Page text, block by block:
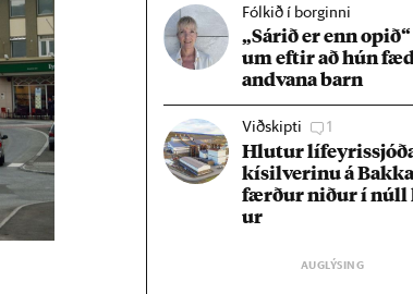
Fólkið í borginni
„Sár­ið er enn
um eft­ir að hún
and­vana barn
Viðskipti 1
Hlut­ur
kís­il­ver­inu á Bakka
færð­ur nið­ur í
ur